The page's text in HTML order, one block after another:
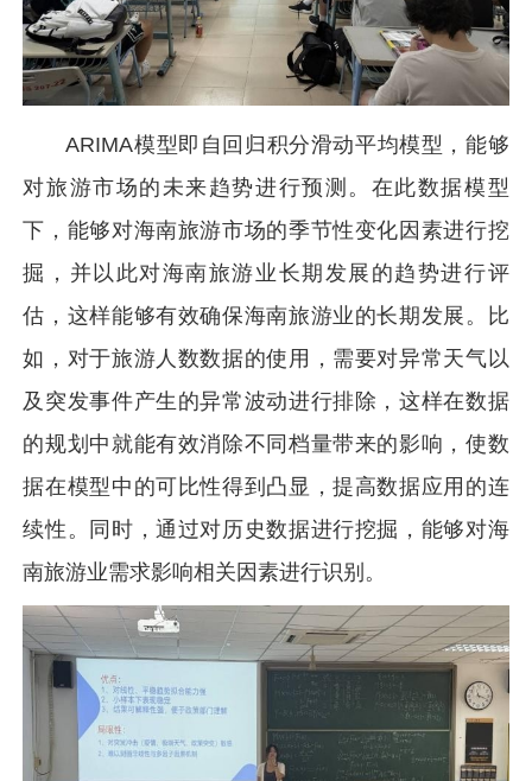
ARIMA模型即自回归积分滑动平均模型，能够
对旅游市场的未来趋势进行预测。在此数据模型
下，能够对海南旅游市场的季节性变化因素进行挖
掘，并以此对海南旅游业长期发展的趋势进行评
估，这样能够有效确保海南旅游业的长期发展。比
如，对于旅游人数数据的使用，需要对异常天气以
及突发事件产生的异常波动进行排除，这样在数据
的规划中就能有效消除不同档量带来的影响，使数
据在模型中的可比性得到凸显，提高数据应用的连
续性。同时，通过对历史数据进行挖掘，能够对海
南旅游业需求影响相关因素进行识别。